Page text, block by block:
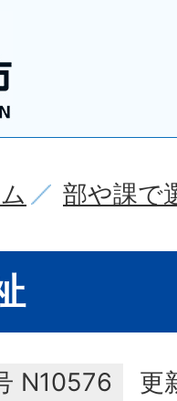
部や課で
N10576
更